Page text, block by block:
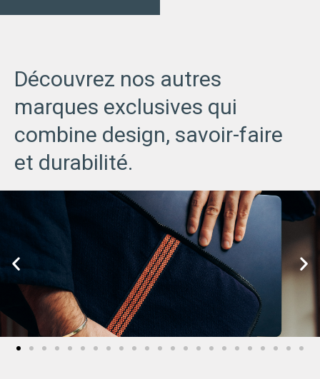
Découvrez nos autres
marques exclusives qui
combine design, savoir-faire
et durabilité.